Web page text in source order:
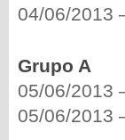
04/06/2013
Grupo A
05/06/2013
05/06/2013